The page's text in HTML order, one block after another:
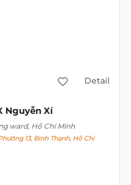
Detail
Nguyễn Xí
ward, Hồ Chí Minh
13, Bình Thạnh, Hồ Chí